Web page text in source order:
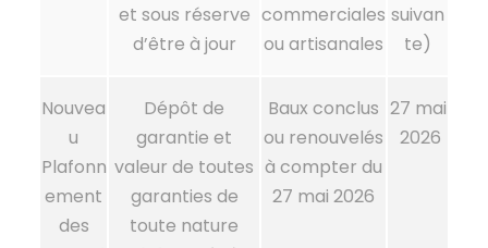
et sous réserve
d’être à jour
commerciales
ou artisanales
suivan
te)
Nouvea
u
Plafonn
ement
des
Dépôt de
garantie et
valeur de toutes
garanties de
toute nature
Baux conclus
ou renouvelés
à compter du
27 mai 2026
27 mai
2026